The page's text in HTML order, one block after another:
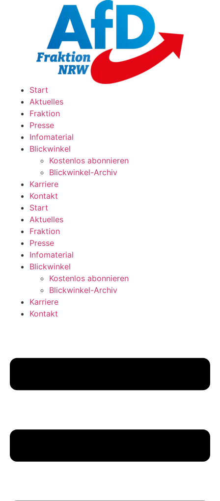
Start
Aktuelles
Fraktion
Presse
Infomaterial
Blickwinkel
Kostenlos abonnieren
Blickwinkel-Archiv
Karriere
Kontakt
Start
Aktuelles
Fraktion
Presse
Infomaterial
Blickwinkel
Kostenlos abonnieren
Blickwinkel-Archiv
Karriere
Kontakt